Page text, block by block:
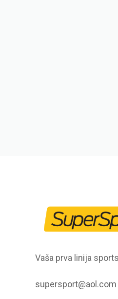
Vaša prva linija
supersport@aol.com